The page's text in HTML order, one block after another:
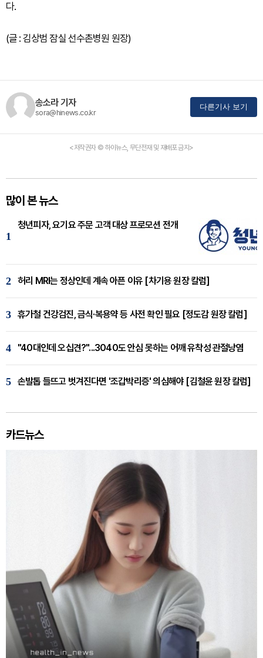
다.
(글 : 김상범 잠실 선수촌병원 원장)
송소라 기자
sora@hinews.co.kr
다른기사 보기
<저작권자 © 하이뉴스, 무단전재 및 재배포 금지>
많이 본 뉴스
1
청년피자, 요기요 주문 고객 대상 프로모션 전개
2 허리 MRI는 정상인데 계속 아픈 이유 [차기용 원장 칼럼]
3 휴가철 건강검진, 금식·복용약 등 사전 확인 필요 [정도감 원장 칼럼]
4 "40대인데 오십견?"...3040도 안심 못하는 어깨 유착성 관절낭염
5 손발톱 들뜨고 벗겨진다면 '조갑박리증' 의심해야 [김철윤 원장 칼럼]
카드뉴스